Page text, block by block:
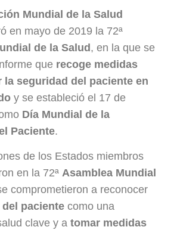
Mundial de la Salud
en mayo de 2019 la 72ª
de la Salud , en la que se
que recoge medidas
la seguridad del paciente en
y se estableció el 17 de
Día Mundial de la
Paciente.
de los Estados miembros
en la 72ª Asamblea Mundial
comprometieron a reconocer
paciente como una
clave y a tomar medidas